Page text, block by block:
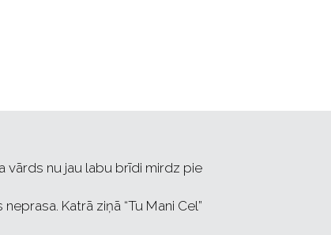
vārds nu jau labu brīdi mirdz pie
Katrā ziņā “Tu Mani Cel”